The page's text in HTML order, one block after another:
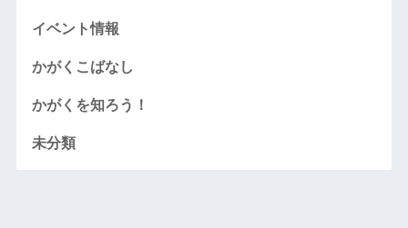
イベント情報
かがくこばなし
かがくを知ろう！
未分類